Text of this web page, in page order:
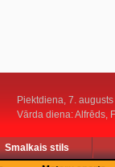
Piektdiena, 7. augusts
Vārda diena: Alfrēds,
Smalkais stils